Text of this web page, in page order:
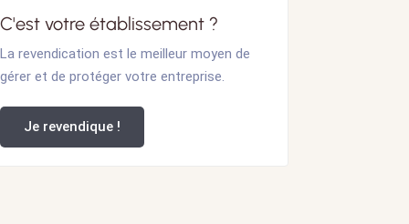
C'est votre établissement ?
La revendication est le meilleur moyen de
gérer et de protéger votre entreprise.
Je revendique !